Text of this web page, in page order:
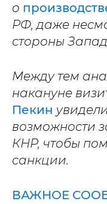
о
РФ, даже
стороны
Между тем
накануне
Пекин
возможности
КНР, чтобы
санкции.
ВАЖНОЕ